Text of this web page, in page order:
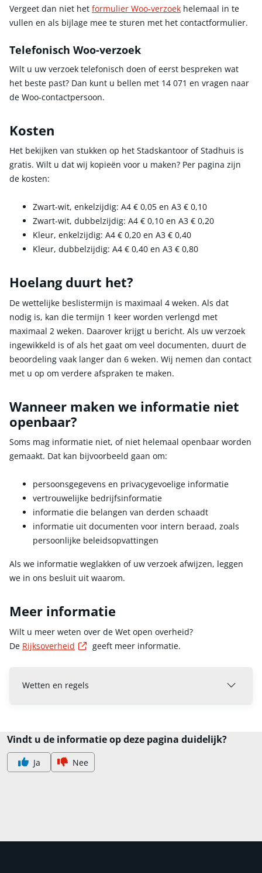
Vergeet dan niet het formulier Woo-verzoek helemaal in te
vullen en als bijlage mee te sturen met het contactformulier.
Telefonisch Woo-verzoek
Wilt u uw verzoek telefonisch doen of eerst bespreken wat
het beste past? Dan kunt u bellen met 14 071 en vragen naar
de Woo-contactpersoon.
Kosten
Het bekijken van stukken op het Stadskantoor of Stadhuis is
gratis. Wilt u dat wij kopieën voor u maken? Per pagina zijn
de kosten:
Zwart-wit, enkelzijdig: A4 € 0,05 en A3 € 0,10
Zwart-wit, dubbelzijdig: A4 € 0,10 en A3 € 0,20
Kleur, enkelzijdig: A4 € 0,20 en A3 € 0,40
Kleur, dubbelzijdig: A4 € 0,40 en A3 € 0,80
Hoelang duurt het?
De wettelijke beslistermijn is maximaal 4 weken. Als dat
nodig is, kan die termijn 1 keer worden verlengd met
maximaal 2 weken. Daarover krijgt u bericht. Als uw verzoek
ingewikkeld is of als het gaat om veel documenten, duurt de
beoordeling vaak langer dan 6 weken. Wij nemen dan contact
met u op om verdere afspraken te maken.
Wanneer maken we informatie niet
openbaar?
Soms mag informatie niet, of niet helemaal openbaar worden
gemaakt. Dat kan bijvoorbeeld gaan om:
persoonsgegevens en privacygevoelige informatie
vertrouwelijke bedrijfsinformatie
informatie die belangen van derden schaadt
informatie uit documenten voor intern beraad, zoals
persoonlijke beleidsopvattingen
Als we informatie weglakken of uw verzoek afwijzen, leggen
we in ons besluit uit waarom.
Meer informatie
Wilt u meer weten over de Wet open overheid?
De Rijksoverheid Externe link
geeft meer informatie.
Wetten en regels
Vindt u de informatie op deze pagina duidelijk?
Ja Nee